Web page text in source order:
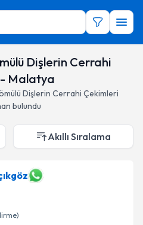
Dişlerin Cerrahi
- Malatya
Dişlerin Cerrahi Çekimleri
bulundu
Akıllı Sıralama